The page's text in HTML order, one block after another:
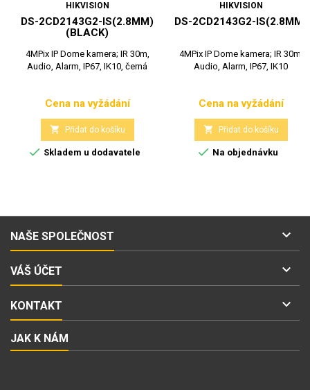
HIKVISION
DS-2CD2143G2-IS(2.8MM)
(BLACK)
4MPix IP Dome kamera; IR 30m,
Audio, Alarm, IP67, IK10, černá
Cena
Cena na vyžádání
 Přidat do košíku
 Skladem u dodavatele
HIKVISION
DS-2CD2143G2-IS(2.8MM)
4MPix IP Dome kamera; IR 30m,
Audio, Alarm, IP67, IK10
Cena
Cena na vyžádání
 Přidat do košíku
 Na objednávku
NAŠE SPOLEČNOST 
VÁŠ ÚČET 
KONTAKT 
JAK K NÁM